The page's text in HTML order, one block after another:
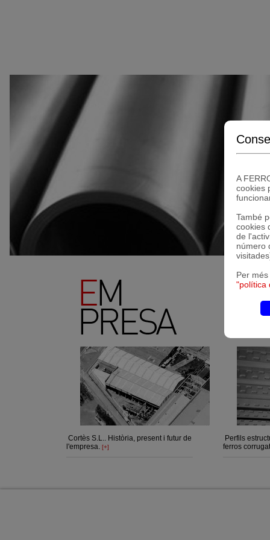
A
cookies
També
cookies
de
número
Per
"política
Cortès S.L.. Història, present i futur de
l'empresa. [+]
Perfils
ferros